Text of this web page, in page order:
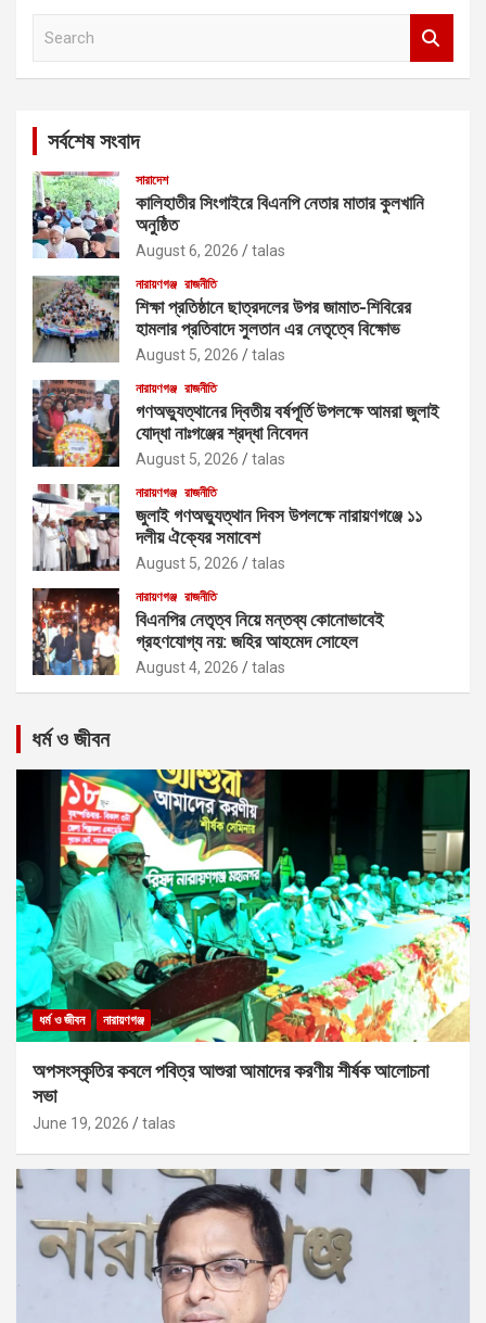
সর্বশেষ সংবাদ
সারাদেশ
কালিহাতীর সিংগাইরে বিএনপি নেতার মাতার কুলখানি
অনুষ্ঠিত
August 6, 2026 talas
নারায়ণগঞ্জ রাজনীতি
শিক্ষা প্রতিষ্ঠানে ছাত্রদলের উপর জামাত-শিবিরের
হামলার প্রতিবাদে সুলতান এর নেতৃত্বে বিক্ষোভ
August 5, 2026 talas
নারায়ণগঞ্জ রাজনীতি
গণঅভ্যুত্থানের দ্বিতীয় বর্ষপূর্তি উপলক্ষে আমরা জুলাই
যোদ্ধা নাঃগঞ্জের শ্রদ্ধা নিবেদন
August 5, 2026 talas
নারায়ণগঞ্জ রাজনীতি
জুলাই গণঅভ্যুত্থান দিবস উপলক্ষে নারায়ণগঞ্জে ১১
দলীয় ঐক্যের সমাবেশ
August 5, 2026 talas
নারায়ণগঞ্জ রাজনীতি
বিএনপির নেতৃত্ব নিয়ে মন্তব্য কোনোভাবেই
গ্রহণযোগ্য নয়: জহির আহমেদ সোহেল
August 4, 2026 talas
ধর্ম ও জীবন
ধর্ম ও জীবন নারায়ণগঞ্জ
অপসংস্কৃতির কবলে পবিত্র আশুরা আমাদের করণীয় শীর্ষক আলোচনা
সভা
June 19, 2026 talas